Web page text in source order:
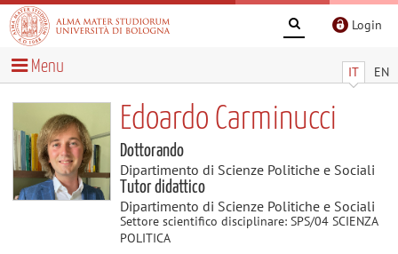
Login
IT EN
Menu
Edoardo Carminucci
Dottorando
Dipartimento di Scienze Politiche e Sociali
Tutor didattico
Dipartimento di Scienze Politiche e Sociali
Settore scientifico disciplinare: SPS/04 SCIENZA
POLITICA